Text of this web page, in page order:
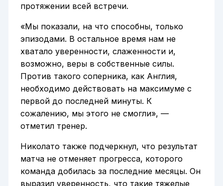
протяжении всей встречи.
«Мы показали, на что способны, только
эпизодами. В остальное время нам не
хватало уверенности, слаженности и,
возможно, веры в собственные силы.
Против такого соперника, как Англия,
необходимо действовать на максимуме с
первой до последней минуты. К
сожалению, мы этого не смогли», —
отметил тренер.
Николато также подчеркнул, что результат
матча не отменяет прогресса, которого
команда добилась за последние месяцы. Он
выразил уверенность, что такие тяжелые